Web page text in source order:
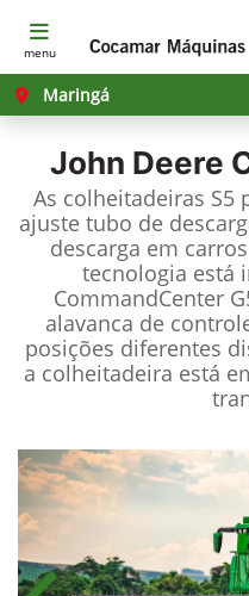
menu
Maringá
John Deere
As colheitadeiras
ajuste tubo de
descarga em
tecnologia está
CommandCenter
alavanca de
posições diferentes
a colheitadeira está